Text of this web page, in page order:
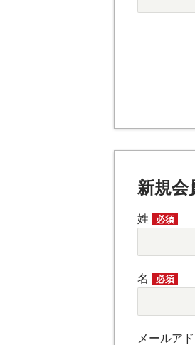
新規会
姓 必須
名 必須
メールア